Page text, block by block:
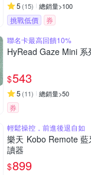
5 (15) 總銷量>100
挑戰低價
券
聯名卡最高回饋10%
HyRead Gaze Mini
$543
5 (11) 總銷量>50
券
輕鬆操控，前進後退自如
樂天 Kobo Remote
讀器
$899